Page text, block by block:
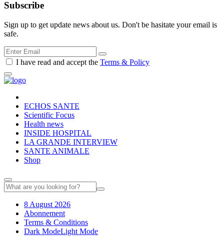
Subscribe
Sign up to get update news about us. Don't be hasitate your email is
safe.
I have read and accept the Terms & Policy
ECHOS SANTE
Scientific Focus
Health news
INSIDE HOSPITAL
LA GRANDE INTERVIEW
SANTE ANIMALE
Shop
8 August 2026
Abonnement
Terms & Conditions
Dark ModeLight Mode